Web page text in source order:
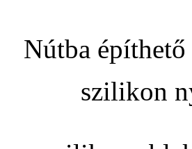
Nútba
szilikon